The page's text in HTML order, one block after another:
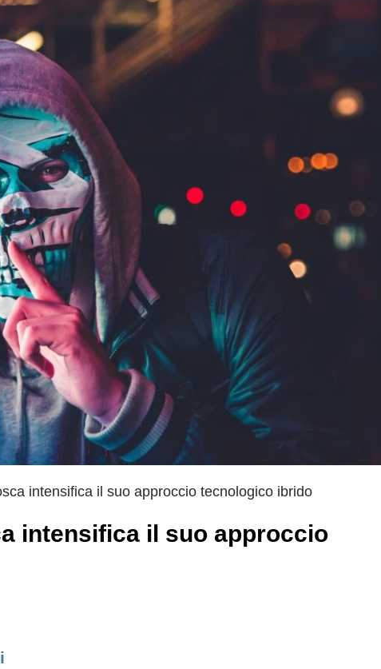
intensifica il suo approccio tecnologico ibrido
intensifica il suo approccio